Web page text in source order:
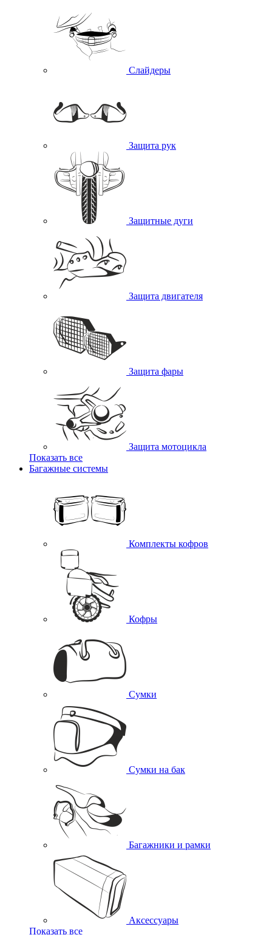
Слайдеры
Защита рук
Защитные дуги
Защита двигателя
Защита фары
Защита мотоцикла
Показать все
Багажные системы
Комплекты кофров
Кофры
Сумки
Сумки на бак
Багажники и рамки
Аксессуары
Показать все